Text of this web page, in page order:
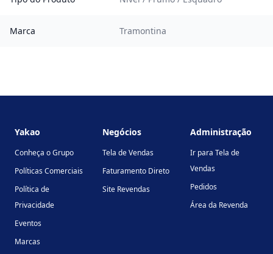
Marca Tramontina
Yakao
Conheça o Grupo
Políticas Comerciais
Política de
Privacidade
Eventos
Marcas
Negócios
Tela de Vendas
Faturamento Direto
Site Revendas
Administração
Ir para Tela de
Vendas
Pedidos
Área da Revenda